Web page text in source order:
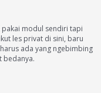
pakai modul sendiri tapi
les privat di sini, baru
ada yang ngebimbing
bedanya.